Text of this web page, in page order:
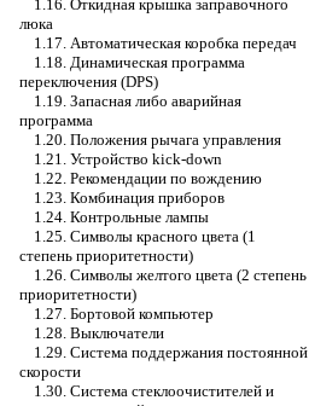
1.16. Откидная крышка заправочного
люка
1.17. Автоматическая коробка передач
1.18. Динамическая программа
переключения (DPS)
1.19. Запасная либо аварийная
программа
1.20. Положения рычага управления
1.21. Устройство kick-down
1.22. Рекомендации по вождению
1.23. Комбинация приборов
1.24. Контрольные лампы
1.25. Символы красного цвета (1
степень приоритетности)
1.26. Символы желтого цвета (2 степень
приоритетности)
1.27. Бортовой компьютер
1.28. Выключатели
1.29. Система поддержания постоянной
скорости
1.30. Система стеклоочистителей и